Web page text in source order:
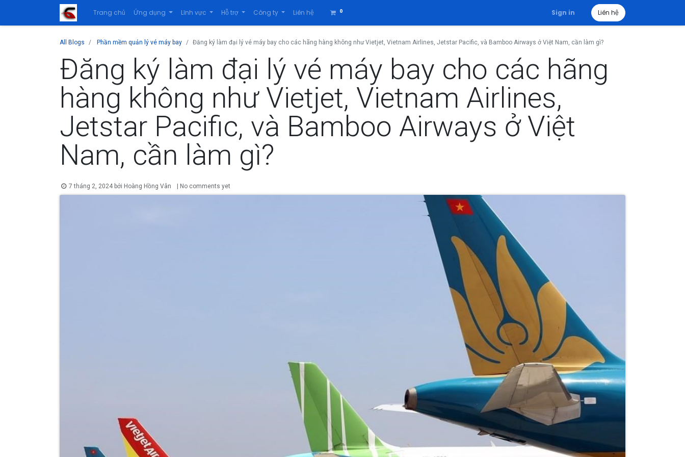
Trang chủ Ứng dụng Lĩnh vực Hỗ trợ Công ty Liên hệ 0 Sign in Liên hệ
All Blogs Phần mềm quản lý vé máy bay Đăng ký làm đại lý vé máy bay cho các hãng hàng không như Vietjet, Vietnam Airlines, Jetstar Pacific, và Bamboo Airways ở Việt Nam, cần làm gì?
Đăng ký làm đại lý vé máy bay cho các hãng
hàng không như Vietjet, Vietnam Airlines,
Jetstar Pacific, và Bamboo Airways ở Việt
Nam, cần làm gì?
7 tháng 2, 2024 bởi Hoàng Hồng Vân | No comments yet